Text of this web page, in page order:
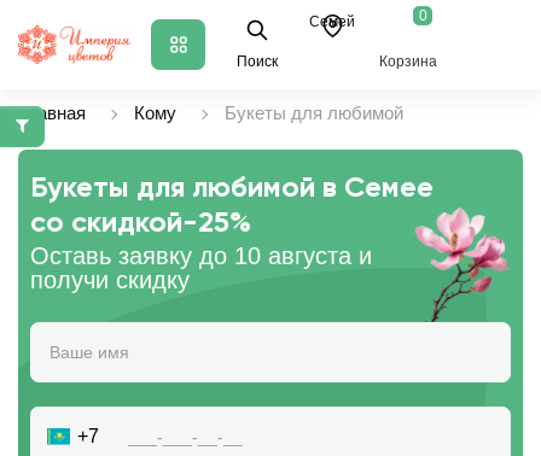
Поиск
Семей 0
Корзина
Главная Кому Букеты для любимой
Букеты для любимой в Семее
со скидкой-25%
Оставь заявку до 10 августа и
получи скидку
+7